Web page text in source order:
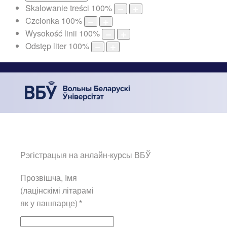
Skalowanie treści 100%
Czcionka 100%
Wysokość linii 100%
Odstęp liter 100%
Рэгістрацыя на анлайн-курсы ВБЎ
Прозвішча, Імя
(лацінскімі літарамі
як у пашпарце)*